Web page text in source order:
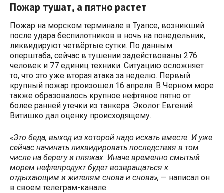
Пожар тушат, а пятно растет
Пожар на морском терминале в Туапсе, возникший
после удара беспилотников в ночь на понедельник,
ликвидируют четвёртые сутки. По данным
оперштаба, сейчас в тушении задействованы 276
человек и 77 единиц техники. Ситуацию осложняет
то, что это уже вторая атака за неделю. Первый
крупный пожар произошел 16 апреля. В Черном море
также образовалось крупное нефтяное пятно от
более ранней утечки из танкера. Эколог Евгений
Витишко дал оценку происходящему.
«Это беда, выход из которой надо искать вместе. И уже
сейчас начинать ликвидировать последствия в том
числе на берегу и пляжах. Иначе временно смытый
морем нефтепродукт будет возвращаться к
отдыхающим и жителям снова и снова», — написал он
в своем телеграм-канале.